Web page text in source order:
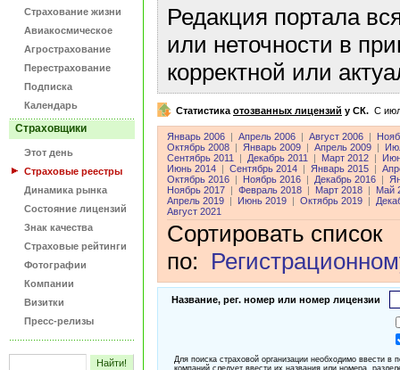
Страхование жизни
Авиакосмическое
Агрострахование
Перестрахование
Подписка
Календарь
Страховщики
Этот день
Страховые реестры
Динамика рынка
Состояние лицензий
Знак качества
Страховые рейтинги
Фотографии
Компании
Визитки
Пресс-релизы
Редакция портала
или неточности в
корректной или
Статистика отозванных лицензий у СК. C
Январь 2006 Апрель 2006 Август 2006
Октябрь 2008
Январь 2009 Апрель 2009
Сентябрь 2011
Декабрь 2011 Март 2012
Июнь 2014
Сентябрь 2014 Январь 2015
Октябрь 2016
Ноябрь 2016 Декабрь 2016
Ноябрь 2017
Февраль 2018 Март 2018
Май
Апрель 2019
Июнь 2019 Октябрь 2019
Август 2021
Сортировать список
по:
Название, рег. номер или номер лицензии
Для поиска страховой организации необходимо ввести